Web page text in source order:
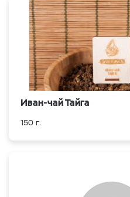
Иван-чай Тайга
150 г.